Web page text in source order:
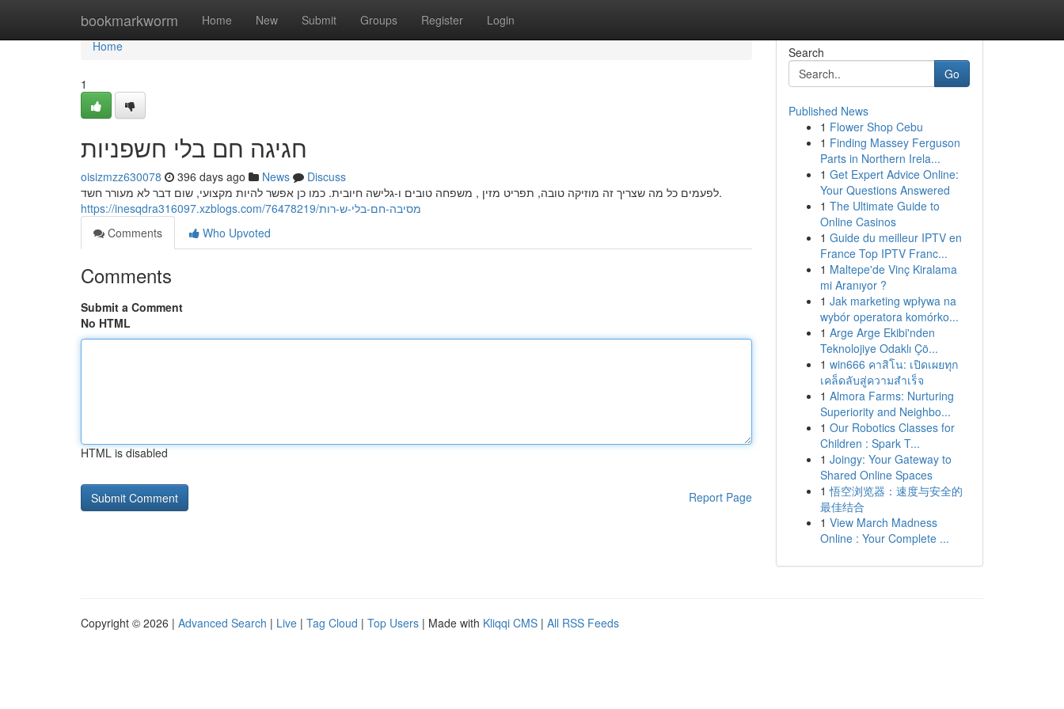
bookmarkworm Home New Submit Groups Register Login
Home
Home
1
חגיגה חם בלי חשפניות
oisizmzz630078 396 days ago News
Discuss
לפעמים כל מה שצריך זה מוזיקה טובה, תפריט מזין , משפחה טובים ו-גלישה חיובית. כמו כן אפשר להיות מקצועי, שום דבר לא מעורר חשד.
https://inesqdra316097.xzblogs.com/76478219/מסיבה-חם-בלי-ש-רות
Comments
Who Upvoted
Comments
Submit a Comment
No HTML
HTML is disabled
Report Page
Search
Go
Published News
1 Flower Shop Cebu
1 Finding Massey Ferguson
Parts in Northern Irela...
1 Get Expert Advice Online:
Your Questions Answered
1 The Ultimate Guide to
Online Casinos
1 Guide du meilleur IPTV en
France Top IPTV Franc...
1 Maltepe'de Vinç Kiralama
mi Aranıyor ?
1 Jak marketing wpływa na
wybór operatora komórko...
1 Arge Arge Ekibi'nden
Teknolojiye Odaklı Çö...
1 win666 คาสิโน: เปิดเผยทุก
เคล็ดลับสู่ความสำเร็จ
1 Almora Farms: Nurturing
Superiority and Neighbo...
1 Our Robotics Classes for
Children : Spark T...
1 Joingy: Your Gateway to
Shared Online Spaces
1 悟空浏览器：速度与安全的
最佳结合
1 View March Madness
Online : Your Complete ...
Copyright © 2026 | Advanced Search | Live | Tag Cloud | Top Users | Made with Kliqqi CMS | All RSS Feeds